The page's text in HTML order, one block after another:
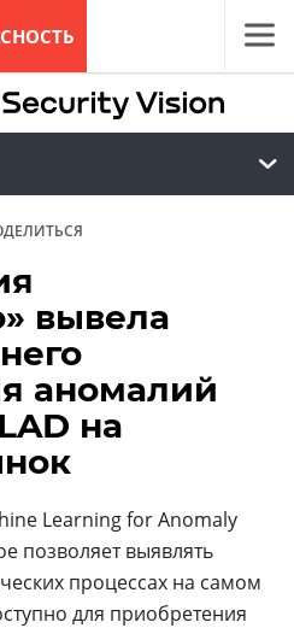
вывела
аномалий
на
Learning for Anomaly
позволяет выявлять
процессах на самом
для приобретения